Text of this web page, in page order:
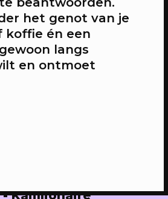
Kajillionaire
het genot van je
koffie én een
langs
en ontmoet